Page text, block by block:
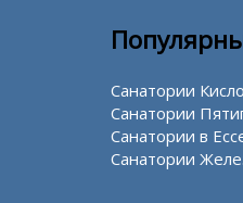
Санатории
Санатории
Санатории в
Санатории